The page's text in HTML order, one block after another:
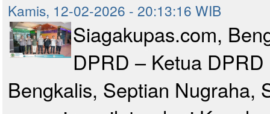
Kamis, 12-02-2026 - 20:13:16 WIB
Siagakupas.com,
DPRD – Ketua
Bengkalis, Septian Nugraha,